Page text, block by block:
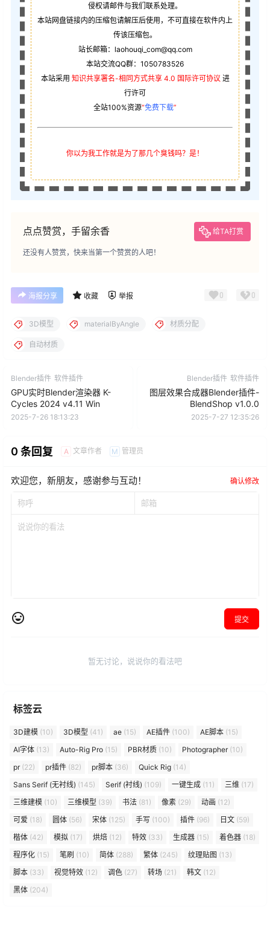
侵权请邮件与我们联系处理。
本站网盘链接内的压缩包请解压后使用，不可直接在软件内上
传该压缩包。
站长邮箱：laohouqi_com@qq.com
本站交流QQ群：1050783526
本站采用 知识共享署名-相同方式共享 4.0 国际许可协议 进
行许可
全站100%资源“免费下载”
你以为我工作就是为了那几个臭钱吗？是！
点点赞赏，手留余香 给TA打赏
还没有人赞赏，快来当第一个赞赏的人吧！
海报分享 收藏 举报 0 0
3D模型 materialByAngle 材质分配
自动材质
Blender插件 软件插件
GPU实时Blender渲染器 K-
Cycles 2024 v4.11 Win
2025-7-26 18:13:23
Blender插件 软件插件
图层效果合成器Blender插件-
BlendShop v1.0.0
2025-7-27 12:35:26
0 条回复 A 文章作者 M 管理员
欢迎您，新朋友，感谢参与互动！ 确认修改
提交
暂无讨论，说说你的看法吧
标签云
3D建模 (10) 3D模型 (41) ae (15) AE插件 (100) AE脚本 (15)
AI字体 (13) Auto-Rig Pro (15) PBR材质 (10) Photographer(10)
pr(22) pr插件 (82) pr脚本 (36) Quick Rig (14)
Sans Serif (无衬线) (145) Serif (衬线) (109) 一键生成 (11) 三维 (17)
三维建模 (10) 三维模型 (39) 书法 (81) 像素 (29) 动画 (12)
可爱 (18) 圆体 (56) 宋体 (125) 手写 (100) 插件 (96) 日文 (59)
楷体 (42) 模拟 (17) 烘焙 (12) 特效 (33) 生成器 (15) 着色器 (18)
程序化 (15) 笔刷 (10) 简体 (288) 繁体 (245) 纹理贴图 (13)
脚本 (33) 视觉特效 (12) 调色 (27) 转场 (21) 韩文 (12)
黑体 (204)